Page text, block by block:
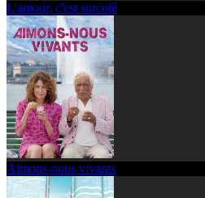
L'amour, c'est surcoté
Aimons-nous vivants